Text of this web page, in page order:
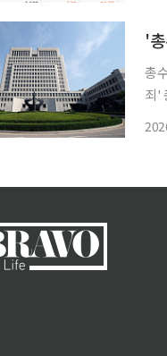
'
총
죄' 총수 일가가 운영하는 골프장에 240억원대 일감을 몰아준 혐의로 재판에 넘겨진 미래에